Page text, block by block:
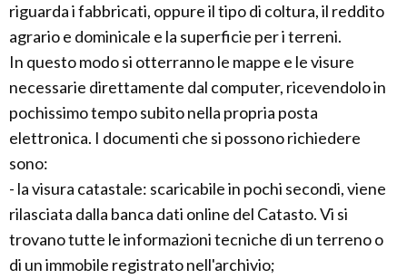
riguarda i fabbricati, oppure il tipo di coltura, il reddito
agrario e dominicale e la superficie per i terreni.
In questo modo si otterranno le mappe e le visure
necessarie direttamente dal computer, ricevendolo in
pochissimo tempo subito nella propria posta
elettronica. I documenti che si possono richiedere
sono:
- la visura catastale: scaricabile in pochi secondi, viene
rilasciata dalla banca dati online del Catasto. Vi si
trovano tutte le informazioni tecniche di un terreno o
di un immobile registrato nell'archivio;